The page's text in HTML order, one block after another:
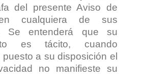
del presente Aviso de
cualquiera de sus
Se entenderá que su
es tácito, cuando
a su disposición el
no manifieste su